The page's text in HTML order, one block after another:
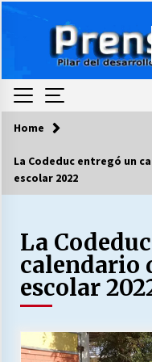
COLUMNISTA
LA DC
28/07/
Home
La Codeduc entregó un
escolar 2022
La
calendario
escolar